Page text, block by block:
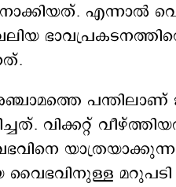
എന്നാല്‍
പന്തിലാണ്
വിക്കറ്റ്
വൈഭവിനുള്ള